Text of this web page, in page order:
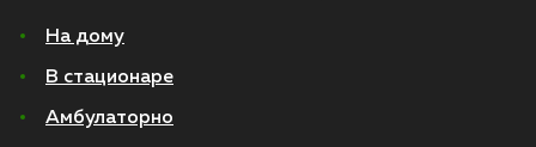
На дому
В стационаре
Амбулаторно